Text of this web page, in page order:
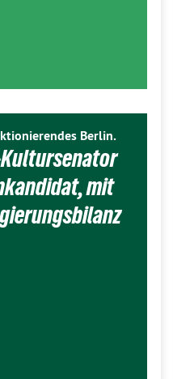
Berlin.
Kultursenator
mit